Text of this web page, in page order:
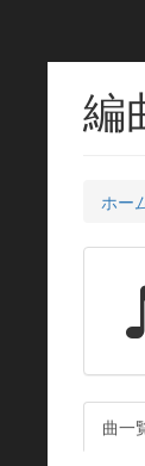
編
ホー
曲一